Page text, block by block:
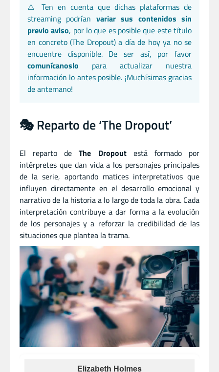
⚠️ Ten en cuenta que dichas plataformas de
streaming podrían variar sus contenidos sin
previo aviso, por lo que es posible que este título
en concreto (The Dropout) a día de hoy ya no se
encuentre disponible. De ser así, por favor
comunícanoslo para actualizar nuestra
información lo antes posible. ¡Muchísimas gracias
de antemano!
🎭 Reparto de ‘The Dropout’
El reparto deThe Dropoutestá formado por
intérpretes que dan vida a los personajes principales
de la serie, aportando matices interpretativos que
influyen directamente en el desarrollo emocional y
narrativo de la historia a lo largo de toda la obra. Cada
interpretación contribuye a dar forma a la evolución
de los personajes y a reforzar la credibilidad de las
situaciones que plantea la trama.
Elizabeth Holmes